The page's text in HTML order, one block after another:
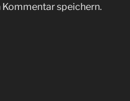
Kommentar speichern.